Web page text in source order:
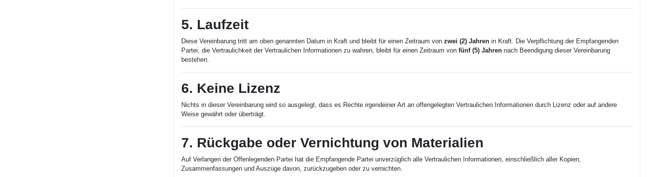
5. Laufzeit
Diese Vereinbarung tritt am oben genannten Datum in Kraft und bleibt für einen Zeitraum vonzwei (2) Jahren in Kraft. Die Verpflichtung der Empfangenden
Partei, die Vertraulichkeit der Vertraulichen Informationen zu wahren, bleibt für einen Zeitraum vonfünf (5) Jahren nach Beendigung dieser Vereinbarung
bestehen.
6. Keine Lizenz
Nichts in dieser Vereinbarung wird so ausgelegt, dass es Rechte irgendeiner Art an offengelegten Vertraulichen Informationen durch Lizenz oder auf andere
Weise gewährt oder überträgt.
7. Rückgabe oder Vernichtung von Materialien
Auf Verlangen der Offenlegenden Partei hat die Empfangende Partei unverzüglich alle Vertraulichen Informationen, einschließlich aller Kopien,
Zusammenfassungen und Auszüge davon, zurückzugeben oder zu vernichten.